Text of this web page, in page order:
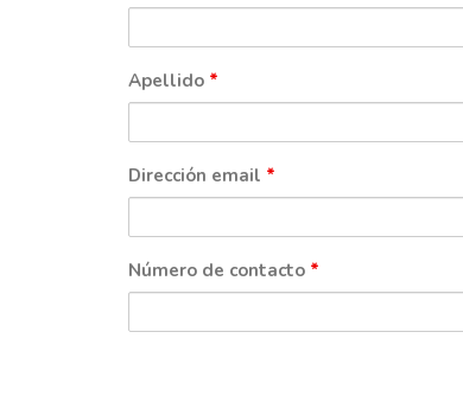
Apellido *
Dirección email *
Número de contacto *